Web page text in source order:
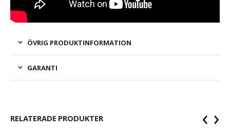
ÖVRIG PRODUKTINFORMATION
GARANTI
RELATERADE PRODUKTER ‹ ›